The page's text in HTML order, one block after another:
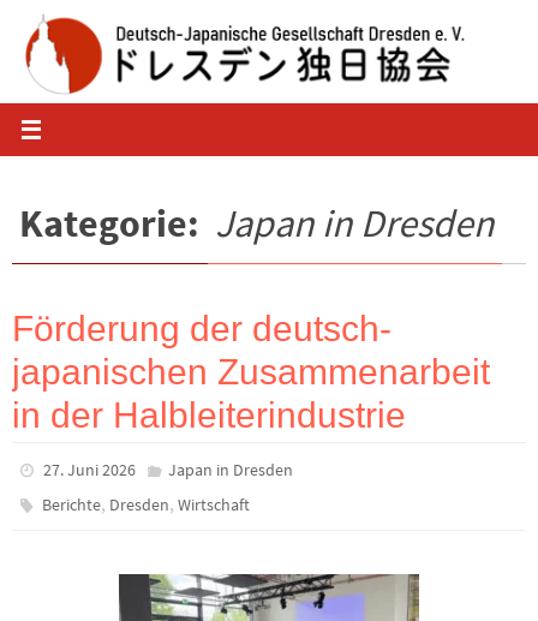
Inhalt
springen
Kategorie: Japan in Dresden
Förderung der deutsch-
japanischen Zusammenarbeit
in der Halbleiterindustrie
27. Juni 2026
Japan in Dresden
Berichte, Dresden,Wirtschaft